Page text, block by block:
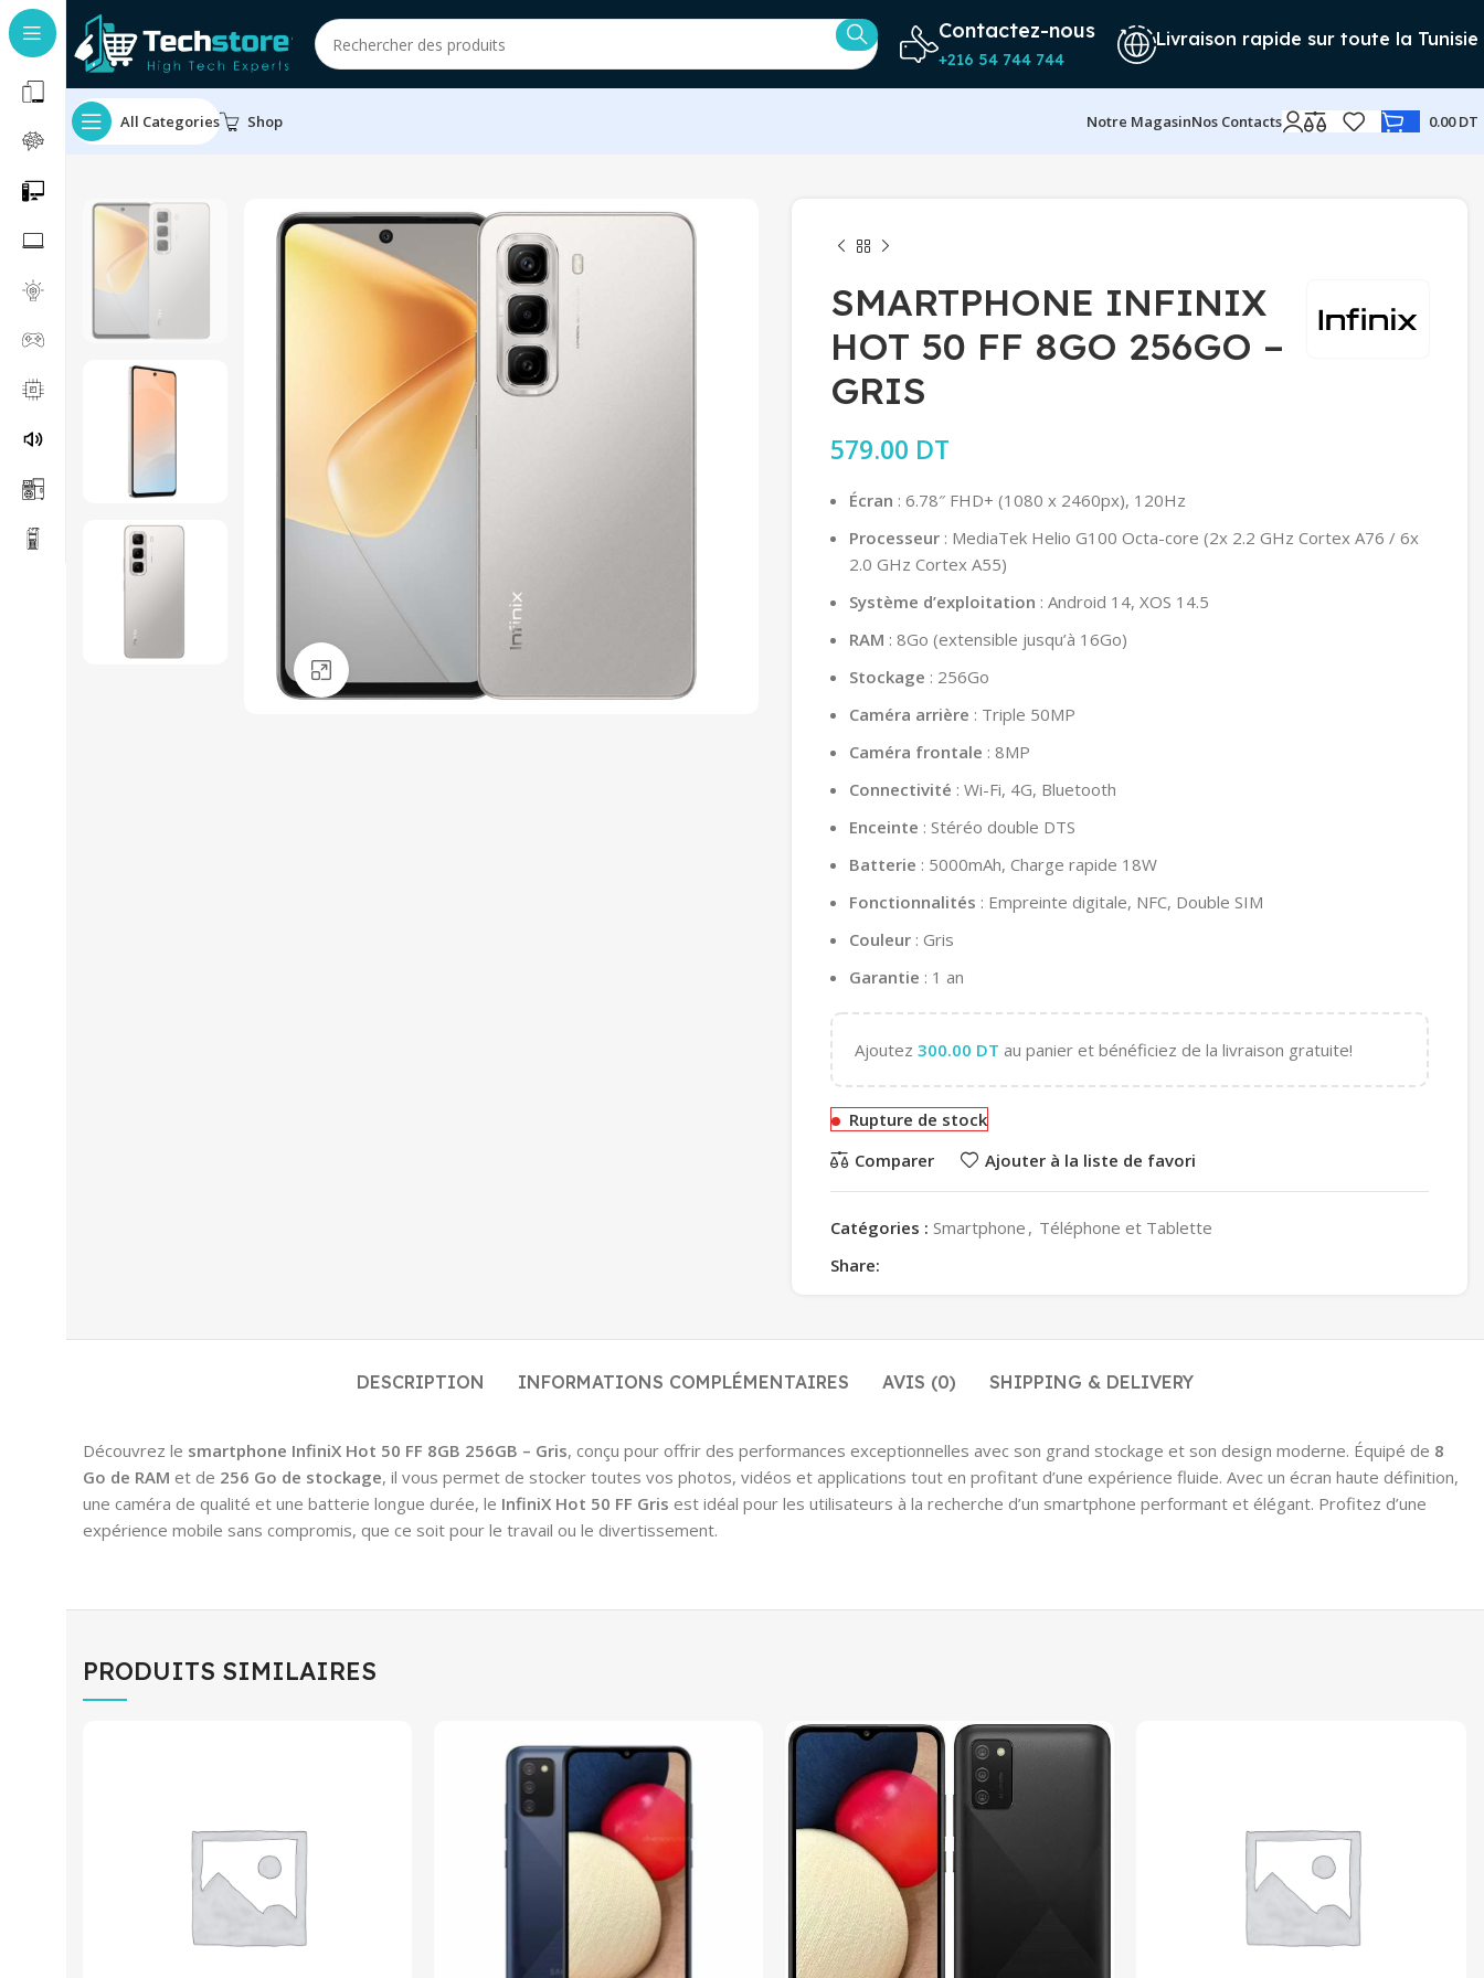
Contactez-nous
+216 54 744 744
Livraison rapide sur toute la Tunisie
All Categories Shop Notre MagasinNos Contacts 0.00DT
Click to enlarge
SMARTPHONE INFINIX
HOT 50 FF 8GO 256GO –
GRIS
579.00 DT
Écran : 6.78″ FHD+ (1080 x 2460px), 120Hz
Processeur : MediaTek Helio G100 Octa-core (2x 2.2 GHz Cortex A76 / 6x
2.0 GHz Cortex A55)
Système d’exploitation : Android 14, XOS 14.5
RAM : 8Go (extensible jusqu’à 16Go)
Stockage : 256Go
Caméra arrière : Triple 50MP
Caméra frontale : 8MP
Connectivité : Wi-Fi, 4G, Bluetooth
Enceinte : Stéréo double DTS
Batterie : 5000mAh, Charge rapide 18W
Fonctionnalités : Empreinte digitale, NFC, Double SIM
Couleur : Gris
Garantie : 1 an
Ajoutez 300.00 DT au panier et bénéficiez de la livraison gratuite!
Rupture de stock
Comparer
Ajouter à la liste de favori
Catégories : Smartphone , Téléphone et Tablette
Share:
DESCRIPTION INFORMATIONS COMPLÉMENTAIRES AVIS (0) SHIPPING & DELIVERY
Découvrez le smartphone InfiniX Hot 50 FF 8GB 256GB – Gris, conçu pour offrir des performances exceptionnelles avec son grand stockage et son design moderne. Équipé de 8
Go de RAM et de 256 Go de stockage, il vous permet de stocker toutes vos photos, vidéos et applications tout en profitant d’une expérience fluide. Avec un écran haute définition,
une caméra de qualité et une batterie longue durée, le InfiniX Hot 50 FF Gris est idéal pour les utilisateurs à la recherche d’un smartphone performant et élégant. Profitez d’une
expérience mobile sans compromis, que ce soit pour le travail ou le divertissement.
PRODUITS SIMILAIRES